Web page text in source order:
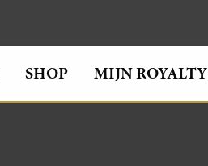
SHOP MIJN ROYALTY